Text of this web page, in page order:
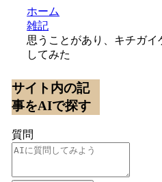
ホーム
雑記
思うことがあり、キチガイ
してみた
サイト内の記
事をAIで探す
質問